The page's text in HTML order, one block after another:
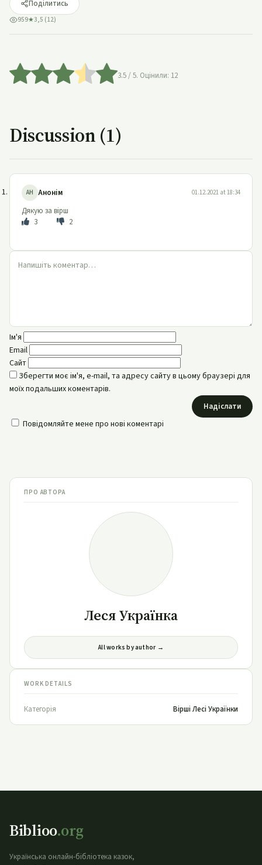
Поділитись
959★3,5 (12)
3.5/ 5. Оцінили: 12
Discussion (1)
АН Анонім 01.12.2021 at 18:34
Дякую за вірш
3
2
Ім'я
Email
Сайт
Зберегти моє ім'я, e-mail, та адресу сайту в цьому браузері для
моїх подальших коментарів.
Надіслати
Повідомляйте мене про нові коментарі
ПРО АВТОРА
Леся Українка
All works by author →
WORK DETAILS
Категорія Вірші Лесі Українки
Biblioo.org
Українська онлайн-бібліотека казок,